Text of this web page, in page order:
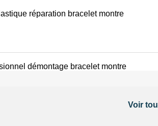
réparation bracelet montre
démontage bracelet montre
Voir